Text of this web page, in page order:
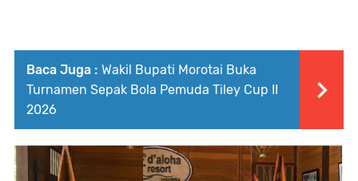
Baca Juga : Wakil Bupati Morotai Buka
Turnamen Sepak Bola Pemuda Tiley Cup II
2026